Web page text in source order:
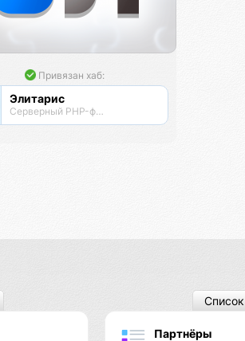
Привязан хаб:
Элитарис
Партнёры
Список